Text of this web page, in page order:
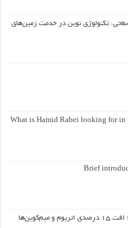
سطحی: تکنولوژی نوین در خدمت زمین‌های
What is Hamid Rabei looking for in
Brief